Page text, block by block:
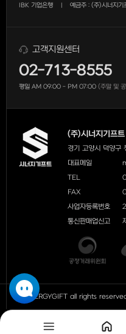
IBK 기업은행 예금주 : (주)시너지기
고객지원센터
02-713-8555
평일 AM 09:00 - PM 07:00 (주말 및
(주)시너지기프트
경기 고양시 덕양
대표메일
TEL
FAX
사업자등록번호
통신판매업신고
ⓒ SYNERGYGIFT all rights